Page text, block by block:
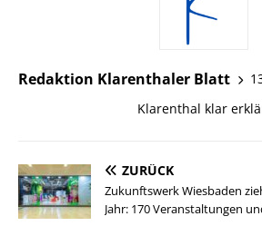
Redaktion Klarenthaler Blatt
Klarenthal klar
ZURÜCK
Zukunftswerk Wiesbaden
Jahr: 170 Veranstaltungen